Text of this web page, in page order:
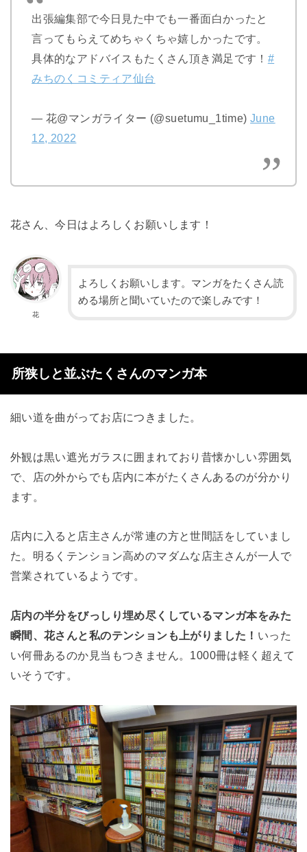
出張編集部で今日見た中でも一番面白かったと
言ってもらえてめちゃくちゃ嬉しかったです。
具体的なアドバイスもたくさん頂き満足です！ #
みちのくコミティア仙台
— 花@マンガライター (@suetumu_1time)June
12, 2022
花さん、今日はよろしくお願いします！
花
よろしくお願いします。マンガをたくさん読
める場所と聞いていたので楽しみです！
所狭しと並ぶたくさんのマンガ本
細い道を曲がってお店につきました。
外観は黒い遮光ガラスに囲まれており昔懐かしい雰囲気
で、店の外からでも店内に本がたくさんあるのが分かり
ます。
店内に入ると店主さんが常連の方と世間話をしていまし
た。明るくテンション高めのマダムな店主さんが一人で
営業されているようです。
店内の半分をびっしり埋め尽くしているマンガ本をみた
瞬間、花さんと私のテンションも上がりました！ いった
い何冊あるのか見当もつきません。1000冊は軽く超えて
いそうです。